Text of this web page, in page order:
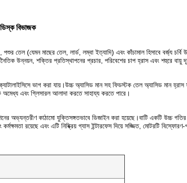
বিভাজক
তেল (যেমন মাছের তেল, লার্ড, লম্বা ইত্যাদি) এবং কাঁচামাল হিসাবে বর্জ্য চর্বি
উন্নয়ন, শক্তির প্রতিস্থাপনের প্রচার, পরিবেশের চাপ হ্রাস এবং শহুরে বায়ু
ভাগ করা যায়।উচ্চ অ্যাসিড মান সহ ফিডস্টক তেল অ্যাসিড মান হ্রাস
এবং গ্লিসারল আলাদা করতে সাহায্য করতে পারে।
অভ্যন্তরীণ কাঠামো যুক্তিসঙ্গতভাবে ডিজাইন করা হয়েছে।বাটি একটি উচ্চ
রয়েছে এবং এটি নিষ্ক্রিয় গ্যাস ইন্টারফেস দিয়ে সজ্জিত, মোটরটি